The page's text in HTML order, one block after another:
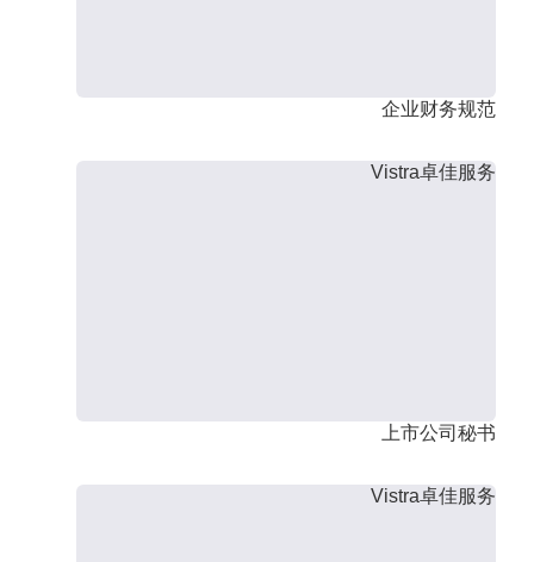
企业财务规范
Vistra卓佳服务
上市公司秘书
Vistra卓佳服务